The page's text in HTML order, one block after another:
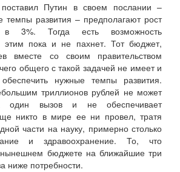
Путин в своем послании –
темпы развития – предполагают рост
3%. Тогда есть возможность
этим пока и не пахнет. Тот бюджет,
вместе со своим правительством
общего с такой задачей не имеет и
нужные темпы развития.
триллионов рублей не может
один вызов и не обеспечивает
никто в мире ее ни провел, тратя
части на науку, примерно столько
и здравоохранение. То, что
бюджете на ближайшие три
ниже потребности.